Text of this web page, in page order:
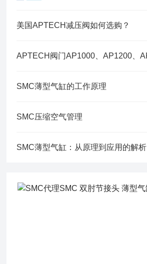
美国APTECH减压阀如何选购？
SMC薄型气缸的工作原理
SMC压缩空气管理
SMC薄型气缸：从原理到应用的解析